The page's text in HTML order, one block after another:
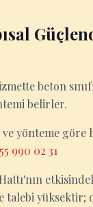
beton
belirler.
yönteme göre
990 02 31
talebi yüksektir;